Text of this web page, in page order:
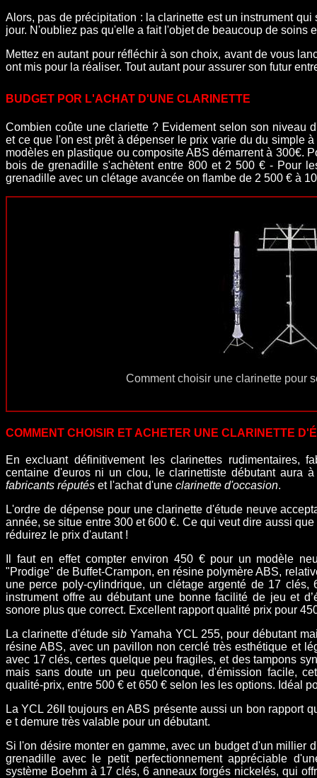
Alors, pas de précipitation : la clarinette est un instrument
jour. N'oubliez pas qu'elle a fait l'objet de beaucoup de soins
Mettez en autant pour réfléchir à son choix, avant de vous
ont mis pour la réaliser. Tout autant pour assurer son futur
BUDGET POR L'ACHAT D'UNE CLARINETTE
Combien coûte une clariette ? Evidement selon son niveau
et ce que l'on est prêt à dépenser le prix varie du du simple
modèles en plastique ou composite ABS démarrent à 300€.
bois de grenadille s'achètent entre 800 et 2 500 € - Pour
grenadille avec un clétage avancée on flambe de 2 500 € à
Comment choisir une clarinette pour
COMMENT CHOISIR ET ACHETER UNE CLARINETTE
En excluant définitivement les clarinettes rudimentaires,
centaine d'euros ni un clou, le clarinettiste débutant aura
fabricants réputés et l'achat d'une clarinette d'occasion.
L'ordre de dépense pour une clarinette d'étude neuve
année, se situe entre 300 et 600 €. Ce qui veut dire aussi
réduirez le prix d'autant !
Il faut en effet compter environ 450 € pour un modèle
"Prodige" de Buffet-Crampon, en résine polymère ABS,
une perce poly-cylindrique, un clétage argenté de 17
instrument offre au débutant une bonne facilité de jeu et
sonore plus que correct. Excellent rapport qualité prix pour
La clarinette d'étude sib Yamaha YCL 255, pour débutant
résine ABS, avec un pavillon non cerclé très esthétique et
avec 17 clés, certes quelque peu fragiles, et des tampons
mais sans doute un peu quelconque, d'émission facile,
qualité-prix, entre 500 € et 650 € selon les les options. Idéal
La YCL 26II toujours en ABS présente aussi un bon rapport
e t demure très valable pour un débutant.
Si l'on désire monter en gamme, avec un budget d'un millier
grenadille avec
le petit perfectionnement appréciable
système Boehm à 17 clés, 6 anneaux forgés nickelés, qui